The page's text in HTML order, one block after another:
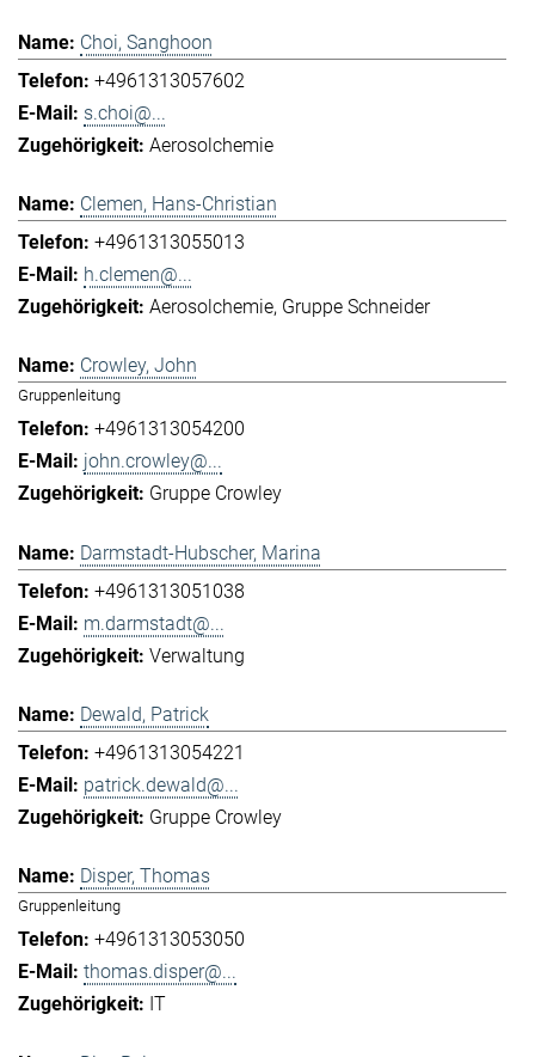
Choi, Sanghoon
+4961313057602
s.choi@...
Aerosolchemie
Clemen, Hans-Christian
+4961313055013
h.clemen@...
Aerosolchemie Gruppe Schneider
Crowley, John
Gruppenleitung
+4961313054200
john.crowley@...
Gruppe Crowley
Darmstadt-Hubscher, Marina
+4961313051038
m.darmstadt@...
Verwaltung
Dewald, Patrick
+4961313054221
patrick.dewald@...
Gruppe Crowley
Disper, Thomas
Gruppenleitung
+4961313053050
thomas.disper@...
IT